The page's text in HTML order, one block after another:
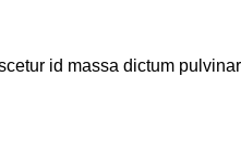
id massa dictum